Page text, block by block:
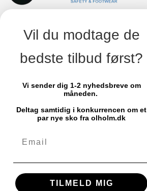
Lollandsvej 29
5500 Middelfart
Telefon: 64 41 11 66
Vil du modtage de
bedste tilbud først?
Vi sender dig 1-2 nyhedsbreve om
måneden.
Deltag samtidig i konkurrencen om et
par nye sko fra olholm.dk
TILMELD MIG